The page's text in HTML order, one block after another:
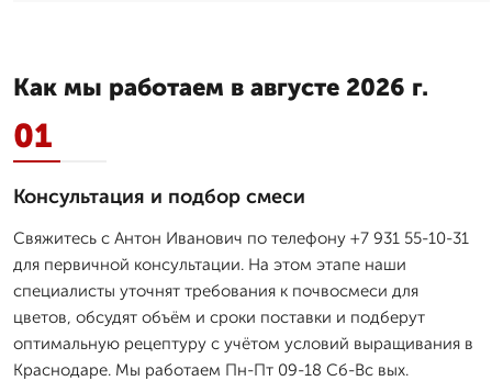
Как мы работаем в августе 2026 г.
01
Консультация и подбор смеси
Свяжитесь с Антон Иванович по телефону +7 931 55-10-31
для первичной консультации. На этом этапе наши
специалисты уточнят требования к почвосмеси для
цветов, обсудят объём и сроки поставки и подберут
оптимальную рецептуру с учётом условий выращивания в
Краснодаре. Мы работаем Пн-Пт 09-18 Сб-Вс вых.